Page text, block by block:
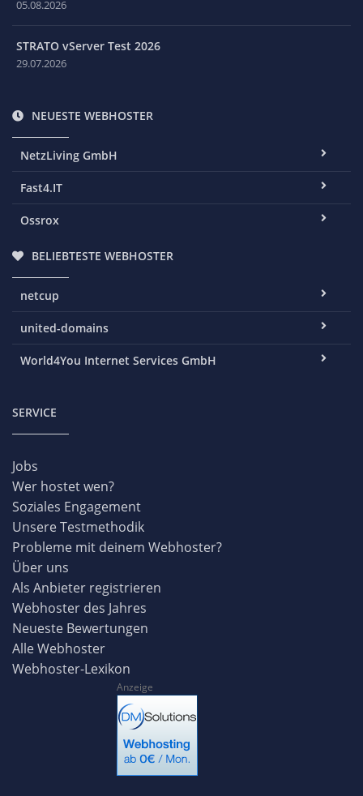
05.08.2026
STRATO vServer Test 2026
29.07.2026
NEUESTE WEBHOSTER
NetzLiving GmbH
Fast4.IT
Ossrox
BELIEBTESTE WEBHOSTER
netcup
united-domains
World4You Internet Services GmbH
SERVICE
Jobs
Wer hostet wen?
Soziales Engagement
Unsere Testmethodik
Probleme mit deinem Webhoster?
Über uns
Als Anbieter registrieren
Webhoster des Jahres
Neueste Bewertungen
Alle Webhoster
Webhoster-Lexikon
Anzeige